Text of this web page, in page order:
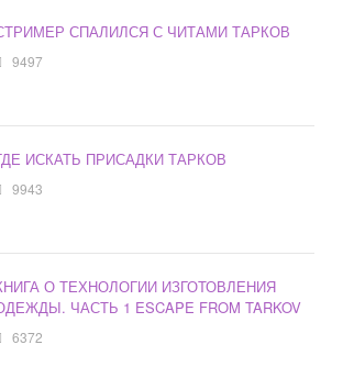
СПАЛИЛСЯ С ЧИТАМИ ТАРКОВ
9497
ИСКАТЬ ПРИСАДКИ ТАРКОВ
9943
О ТЕХНОЛОГИИ ИЗГОТОВЛЕНИЯ
ЧАСТЬ 1 ESCAPE FROM TARKOV
6372